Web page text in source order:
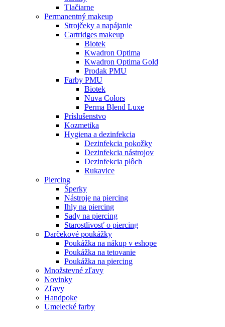
Tlačiarne
Permanentný makeup
Strojčeky a napájanie
Cartridges makeup
Biotek
Kwadron Optima
Kwadron Optima Gold
Prodak PMU
Farby PMU
Biotek
Nuva Colors
Perma Blend Luxe
Príslušenstvo
Kozmetika
Hygiena a dezinfekcia
Dezinfekcia pokožky
Dezinfekcia nástrojov
Dezinfekcia plôch
Rukavice
Piercing
Šperky
Nástroje na piercing
Ihly na piercing
Sady na piercing
Starostlivosť o piercing
Darčekové poukážky
Poukážka na nákup v eshope
Poukážka na tetovanie
Poukážka na piercing
Množstevné zľavy
Novinky
Zľavy
Handpoke
Umelecké farby